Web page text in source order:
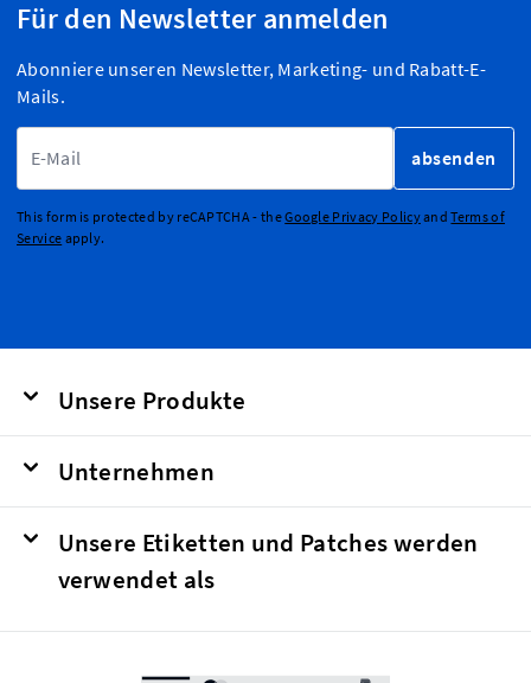
Für den Newsletter anmelden
Abonniere unseren Newsletter, Marketing- und Rabatt-E-
Mails.
absenden
This form is protected by reCAPTCHA - theGoogle Privacy PolicyandTerms of
Service apply.
Unsere Produkte
Unternehmen
Unsere Etiketten und Patches werden
verwendet als